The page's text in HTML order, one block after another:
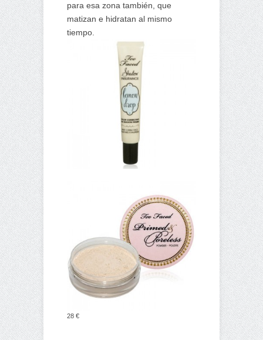
para esa zona también, que
matizan e hidratan al mismo
tiempo.
28 €